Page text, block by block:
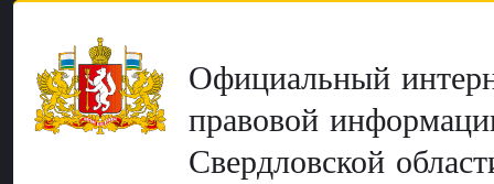
Официальный
правовой
Свердловской